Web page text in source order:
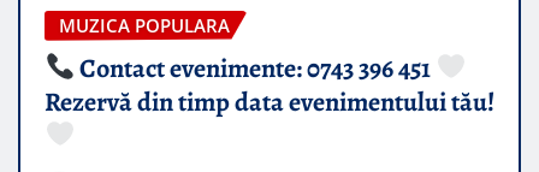
MUZICA POPULARA
Contact evenimente: 0743 396 451
Rezervă din timp data evenimentului tău!